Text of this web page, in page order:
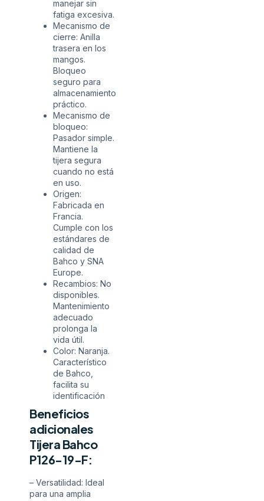
manejar sin
fatiga excesiva.
Mecanismo de
cierre: Anilla
trasera en los
mangos.
Bloqueo
seguro para
almacenamiento
práctico.
Mecanismo de
bloqueo:
Pasador simple.
Mantiene la
tijera segura
cuando no está
en uso.
Origen:
Fabricada en
Francia.
Cumple con los
estándares de
calidad de
Bahco y SNA
Europe.
Recambios: No
disponibles.
Mantenimiento
adecuado
prolonga la
vida útil.
Color: Naranja.
Característico
de Bahco,
facilita su
identificación
Beneficios
adicionales
Tijera Bahco
P126-19-F:
– Versatilidad: Ideal
para una amplia